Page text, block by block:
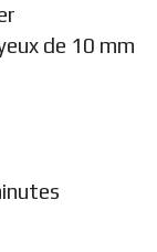
de 10 mm